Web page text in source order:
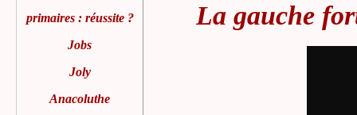
La gauche
primaires : réussite ?
Jobs
Joly
Anacoluthe